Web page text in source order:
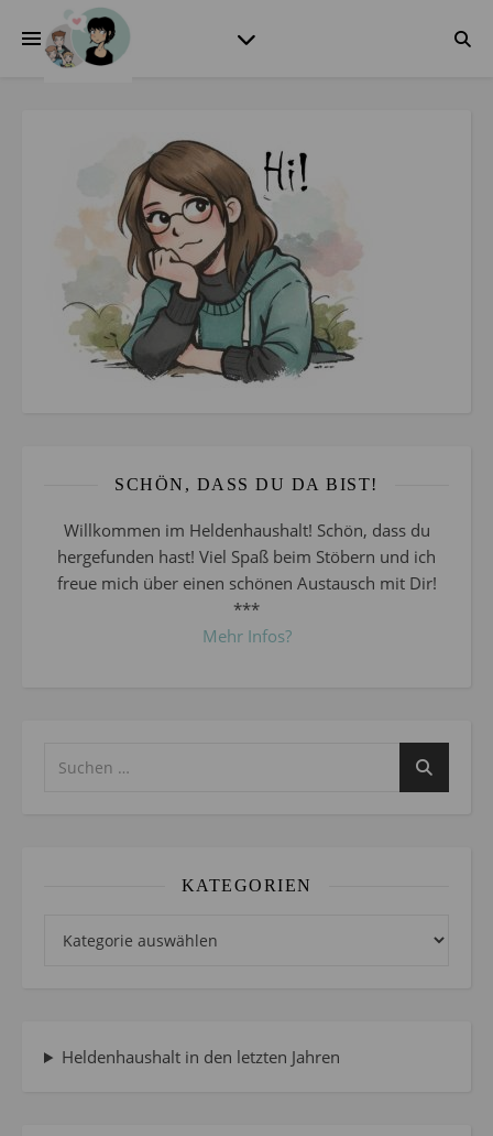
SCHÖN, DASS DU DA BIST!
Willkommen im Heldenhaushalt! Schön, dass du
hergefunden hast! Viel Spaß beim Stöbern und ich
freue mich über einen schönen Austausch mit Dir!
***
Mehr Infos?
KATEGORIEN
Heldenhaushalt in den letzten Jahren